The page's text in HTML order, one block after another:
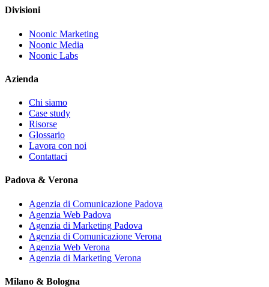
Divisioni
Noonic Marketing
Noonic Media
Noonic Labs
Azienda
Chi siamo
Case study
Risorse
Glossario
Lavora con noi
Contattaci
Padova & Verona
Agenzia di Comunicazione Padova
Agenzia Web Padova
Agenzia di Marketing Padova
Agenzia di Comunicazione Verona
Agenzia Web Verona
Agenzia di Marketing Verona
Milano & Bologna